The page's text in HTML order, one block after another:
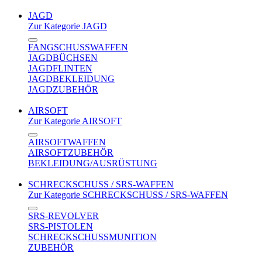
JAGD
Zur Kategorie JAGD
FANGSCHUSSWAFFEN
JAGDBÜCHSEN
JAGDFLINTEN
JAGDBEKLEIDUNG
JAGDZUBEHÖR
AIRSOFT
Zur Kategorie AIRSOFT
AIRSOFTWAFFEN
AIRSOFTZUBEHÖR
BEKLEIDUNG/AUSRÜSTUNG
SCHRECKSCHUSS / SRS-WAFFEN
Zur Kategorie SCHRECKSCHUSS / SRS-WAFFEN
SRS-REVOLVER
SRS-PISTOLEN
SCHRECKSCHUSSMUNITION
ZUBEHÖR